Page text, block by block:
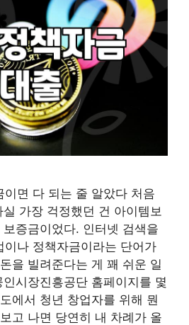
이면 다 되는 줄 알았다 처음
가장 걱정했던 건 아이템보
증금이었다. 인터넷 검색을
이나 정책자금이라는 단어가
을 빌려준다는 게 꽤 쉬운 일
시장진흥공단 홈페이지를 몇
에서 청년 창업자를 위해 뭔
고 나면 당연히 내 차례가 올